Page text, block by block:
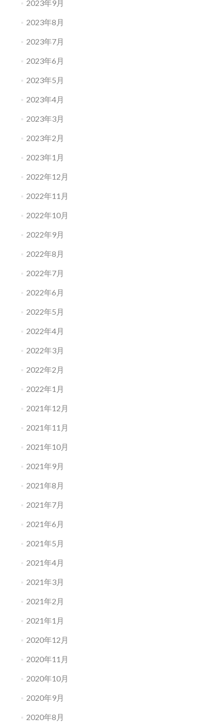
2023年9月
2023年8月
2023年7月
2023年6月
2023年5月
2023年4月
2023年3月
2023年2月
2023年1月
2022年12月
2022年11月
2022年10月
2022年9月
2022年8月
2022年7月
2022年6月
2022年5月
2022年4月
2022年3月
2022年2月
2022年1月
2021年12月
2021年11月
2021年10月
2021年9月
2021年8月
2021年7月
2021年6月
2021年5月
2021年4月
2021年3月
2021年2月
2021年1月
2020年12月
2020年11月
2020年10月
2020年9月
2020年8月